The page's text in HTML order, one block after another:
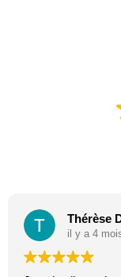
Thérèse
il y a 4